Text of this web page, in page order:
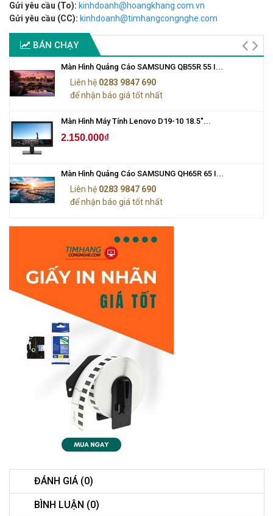
Gửi yêu cầu (To): kinhdoanh@hoangkhang.com.vn
Gửi yêu cầu (CC): kinhdoanh@timhangcongnghe.com
BÁN CHẠY
Màn Hình Quảng Cáo SAMSUNG QB55R 55 I...
Liên hệ 0283 9847 690
để nhận báo giá tốt nhất
Màn Hình Máy Tính Lenovo D19-10 18.5"...
2.150.000₫
Màn Hình Quảng Cáo SAMSUNG QH65R 65 I...
Liên hệ 0283 9847 690
để nhận báo giá tốt nhất
ĐÁNH GIÁ (0)
BÌNH LUẬN (0)